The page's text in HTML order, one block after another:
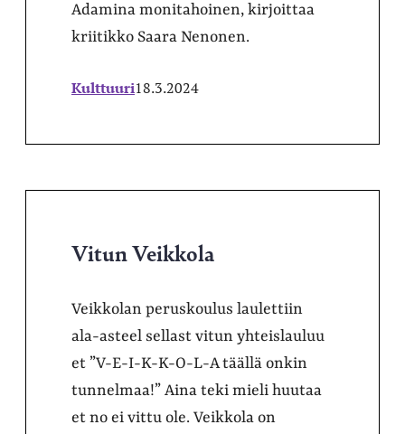
Adamina monitahoinen, kirjoittaa
kriitikko Saara Nenonen.
Kulttuuri18.3.2024
Vitun Veikkola
Veikkolan peruskoulus laulettiin
ala-asteel sellast vitun yhteislauluu
et ”V-E-I-K-K-O-L-A täällä onkin
tunnelmaa!” Aina teki mieli huutaa
et no ei vittu ole. Veikkola on